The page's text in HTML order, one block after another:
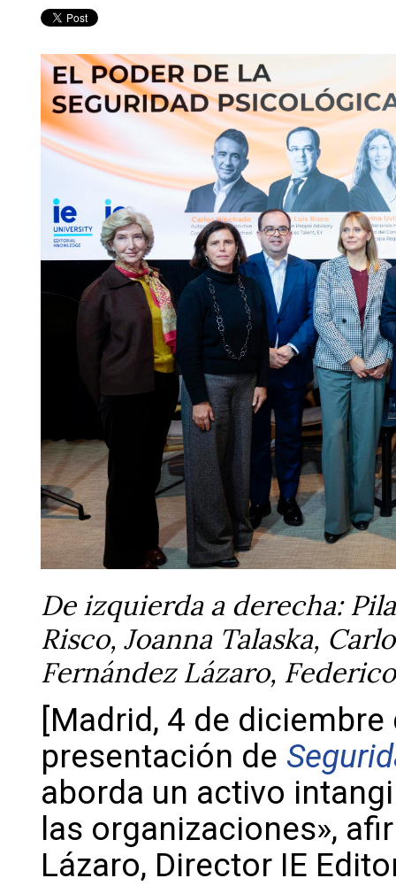
De izquierda a derecha:
Risco, Joanna Talaska,
Fernández Lázaro,
[Madrid, 4 de
presentación de
aborda un activo
las organizaciones»,
Lázaro, Director IE